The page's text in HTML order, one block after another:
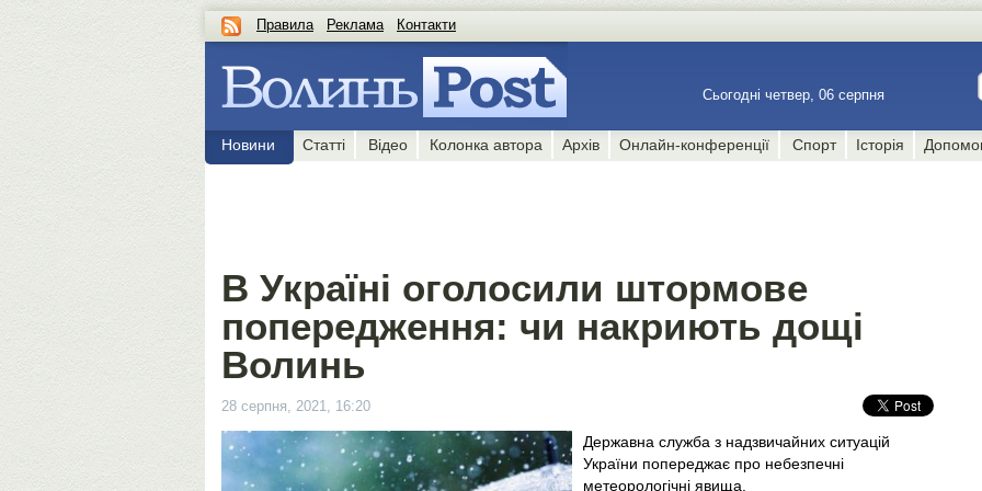
Правила Реклама Контакти
Сьогодні четвер, 06 серпня
Новини Статті Відео Колонка автора Архів Онлайн-конференції Спорт Історія
В Україні оголосили штормове
попередження: чи накриють дощі
Волинь
28 серпня, 2021, 16:20
Державна служба з надзвичайних ситуацій
України попереджає про небезпечні
метеорологічні явища.